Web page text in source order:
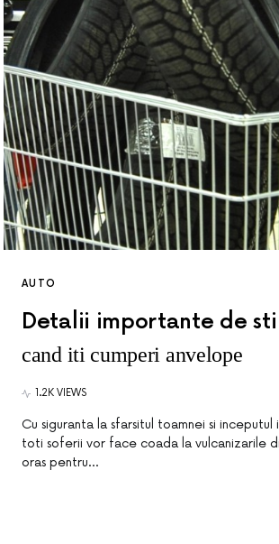
AUTO
Detalii importante de
cand iti cumperi anvelope
1.2K VIEWS
Cu siguranta la sfarsitul toamnei si inceputul
toti soferii vor face coada la vulcanizarile
oras pentru…